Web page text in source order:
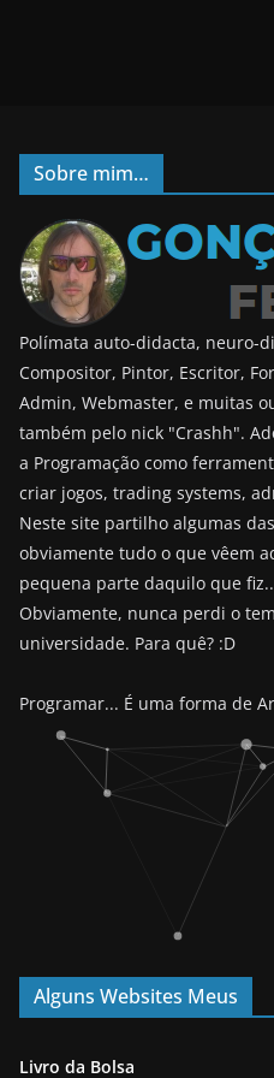
Sobre mim…
Polímata auto-didacta, neuro-
Compositor, Pintor, Escritor,
Admin, Webmaster, e muitas
também pelo nick "Crashh".
a Programação como
criar jogos, trading systems,
Neste site partilho algumas
obviamente tudo o que vêem
pequena parte daquilo que
Obviamente, nunca perdi o
universidade. Para quê? :D
Programar... É uma forma de
Alguns Websites Meus
Livro da Bolsa